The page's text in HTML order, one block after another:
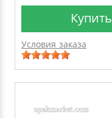
Купить
Условия заказа